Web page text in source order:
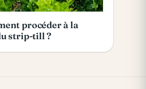
procéder à la
strip-till ?